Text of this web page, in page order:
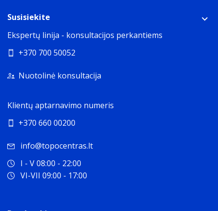
Susisiekite
Ekspertų linija - konsultacijos perkantiems
+370 700 50052
Nuotolinė konsultacija
Klientų aptarnavimo numeris
+370 660 00200
info@topocentras.lt
I - V 08:00 - 22:00
VI-VII 09:00 - 17:00